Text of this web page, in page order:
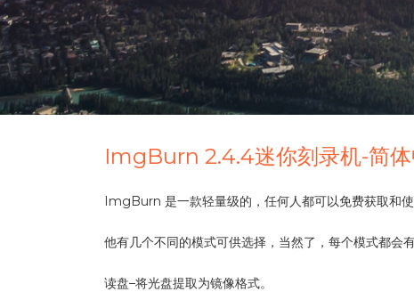
ImgBurn 2.4.4迷你刻录机-简体
ImgBurn 是一款轻量级的，任何人都可以免费获取
他有几个不同的模式可供选择，当然了，每个模式都会有
读盘–将光盘提取为镜像格式。